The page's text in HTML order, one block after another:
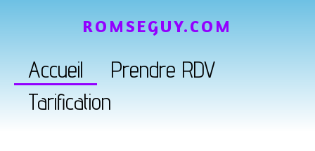
Accueil
Prendre RDV
Tarification
ROMSEGUY.COM